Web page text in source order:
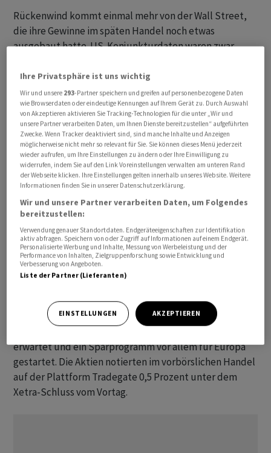
Rückenwind kommt einmal mehr von der Wall Street,
die ihre Gewinne im späten Handel noch etwas
ausgebaut hatte. US-Konjunkturdaten waren zwar
allem auf eher schwache Einzelhandelsumsätze.
Sorgen, dass die Konsumlaune überhitzt, seien
gemindert worden, schrieb Experte Stephen Innes vom
Vermögensverwalter SPI Asset Management.
Eine starke Kauffreude kann die Preise und damit auch
die Inflation nach oben treiben. In dem Fall würde die
US-Notenbank Fed womöglich noch länger mit einer
ersten Leitzinssenkung warten. Vor diesem Hintergrund
richten sich zum Wochenschluss die Blicke auf weitere
Konjunkturdaten aus den USA. Die Erzeugerpreise
sowie das Konsumklima der Uni Michigan werden am
Nachmittag veröffentlicht.
der Unternehmen die Kurse bewegen. So hatte der
Scheinwerferspezialist Hella im abgelaufenen
erwartet und ein Sparprogramm vor allem für Europa
gestartet. Die Aktien notierten im vorbörslichen Handel
auf der Plattform Tradegate 0,5 Prozent unter dem
Xetra-Schluss vom Vortag.
Ihre Privatsphäre ist uns wichtig
Wir und unsere 293-Partner speichern und greifen auf personenbezogene Daten
wie Browserdaten oder eindeutige Kennungen auf Ihrem Gerät zu. Durch Auswahl
von Akzeptieren aktivieren Sie Tracking-Technologien für die unter „Wir und
unsere Partner verarbeiten Daten, um Ihnen Dienste bereitzustellen“ aufgeführten
Zwecke. Wenn Tracker deaktiviert sind, sind manche Inhalte und Anzeigen
möglicherweise nicht mehr so relevant für Sie. Sie können dieses Menü jederzeit
wieder aufrufen, um Ihre Einstellungen zu ändern oder Ihre Einwilligung zu
widerrufen, indem Sie auf den Link Voreinstellungen verwalten am unteren Rand
der Webseite klicken. Ihre Einstellungen gelten innerhalb unseres Website. Weitere
Informationen finden Sie in unserer Datenschutzerklärung.
Wir und unsere Partner verarbeiten Daten, um Folgendes
bereitzustellen:
Verwendung genauer Standortdaten. Endgeräteeigenschaften zur Identifikation
aktiv abfragen. Speichern von oder Zugriff auf Informationen auf einem Endgerät.
Personalisierte Werbung und Inhalte, Messung von Werbeleistung und der
Performance von Inhalten, Zielgruppenforschung sowie Entwicklung und
Verbesserung von Angeboten.
Liste der Partner (Lieferanten)
EINSTELLUNGEN AKZEPTIEREN